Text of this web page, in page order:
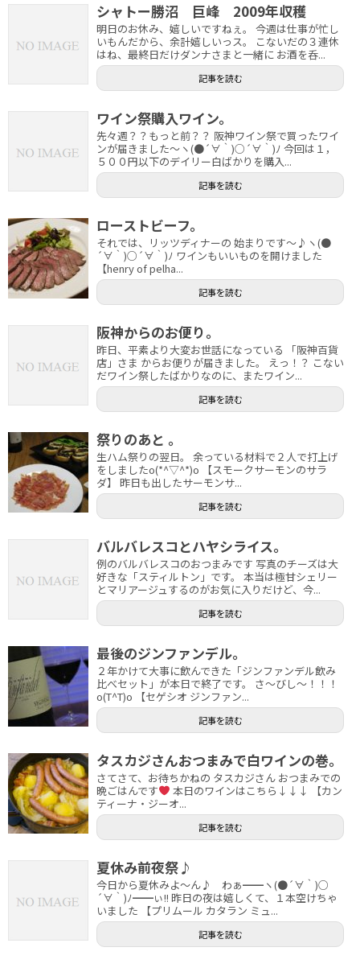
シャトー勝沼 巨峰 2009年収穫
明日のお休み、嬉しいですねぇ。 今週は仕事が忙し
いもんだから、余計嬉しいっス。 こないだの３連休
はね、最終日だけダンナさまと一緒に お酒を呑...
記事を読む
ワイン祭購入ワイン。
先々週？？もっと前？？ 阪神ワイン祭で買ったワイ
ンが届きました～ヽ(●´∀｀)○´∀｀)ﾉ 今回は１，
５００円以下のデイリー白ばかりを購入...
記事を読む
ローストビーフ。
それでは、リッツディナーの 始まりです～♪ヽ(●
´∀｀)○´∀｀)ﾉ ワインもいいものを開けました
【henry of pelha...
記事を読む
阪神からのお便り。
昨日、平素より大変お世話になっている 「阪神百貨
店」さま からお便りが届きました。 えっ！？ こない
だワイン祭したばかりなのに、またワイン...
記事を読む
祭りのあと 。
生ハム祭りの翌日。 余っている材料で２人で打上げ
をしましたo(*^▽^*)o 【スモークサーモンのサラ
ダ】 昨日も出したサーモンサ...
記事を読む
バルバレスコとハヤシライス。
例のバルバレスコのおつまみです 写真のチーズは大
好きな「スティルトン」です。 本当は極甘シェリー
とマリアージュするのがお気に入りだけど、今...
記事を読む
最後のジンファンデル。
２年かけて大事に飲んできた「ジンファンデル飲み
比べセット」が本日で終了です。 さ～びし～！！！
o(T^T)o 【セゲシオ ジンファン...
記事を読む
タスカジさんおつまみで白ワインの巻。
さてさて、お待ちかねの タスカジさん おつまみでの
晩ごはんです
本日のワインはこちら↓↓↓ 【カン
ティーナ・ジーオ...
記事を読む
夏休み前夜祭♪
今日から夏休みよ～ん♪ わぁ━━ヽ(●´∀｀)○
´∀｀)ﾉ━━ぃ!! 昨日の夜は嬉しくて、１本空けちゃ
いました 【プリムール カタラン ミュ...
記事を読む